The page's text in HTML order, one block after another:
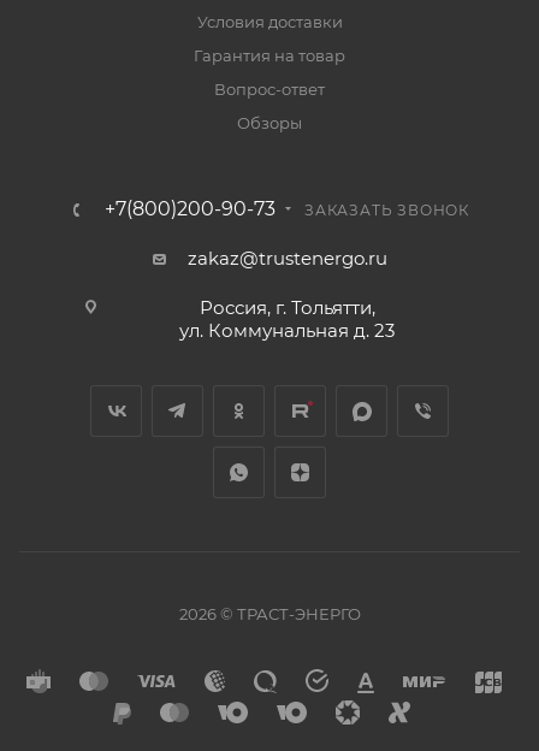
Условия доставки
Гарантия на товар
Вопрос-ответ
Обзоры
+7(800)200-90-73 ЗАКАЗАТЬ ЗВОНОК
zakaz@trustenergo.ru
Россия, г. Тольятти,
ул. Коммунальная д. 23
2026 © ТРАСТ-ЭНЕРГО